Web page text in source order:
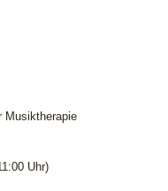
Musiktherapie
Uhr)